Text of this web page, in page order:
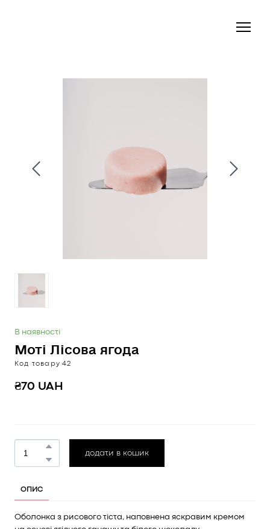
В наявності
Моті Лісова ягода
Код товару 42
₴70 UAH
додати в кошик
ОПИС
Оболонка з рисового тіста, наповнена яскравим кремом